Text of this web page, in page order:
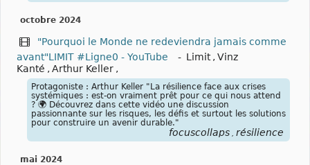
octobre 2024
"Pourquoi le Monde ne redeviendra jamais comme
avant"LIMIT #Ligne0 - YouTube
- Limit , Vinz
Kanté , Arthur Keller ,
Protagoniste : Arthur Keller "La résilience face aux crises
systémiques : est-on vraiment prêt pour ce qui nous attend
? 🌍 Découvrez dans cette vidéo une discussion
passionnante sur les risques, les défis et surtout les solutions
pour construire un avenir durable."
focuscollaps résilience
mai 2024